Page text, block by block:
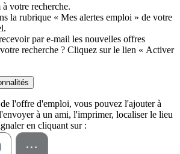
votre recherche.
la rubrique « Mes alertes emploi » de votre
par e-mail les nouvelles offres
recherche ? Cliquez sur le lien « Activer
l'offre d'emploi, vous pouvez l'ajouter à
à un ami, l'imprimer, localiser le lieu
en cliquant sur :